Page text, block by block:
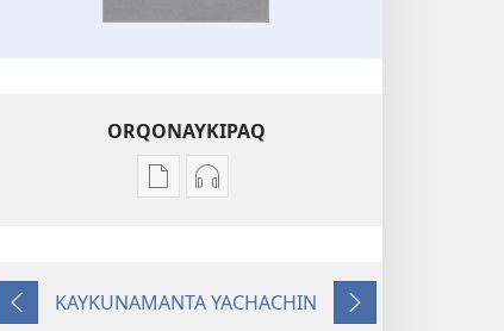
ORQONAYKIPAQ
Kaypi
Pacha
Kaypin
Mosoq
Kutiy
KAYKUNAMANTA YACHACHIN
Qatimuq